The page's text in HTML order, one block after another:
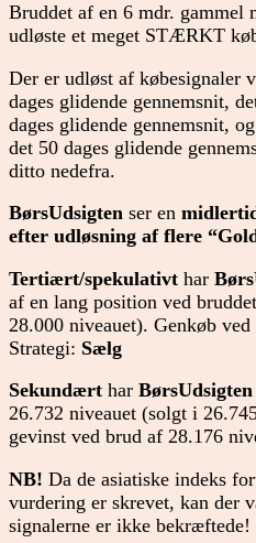
Bruddet af en 6 mdr. gammel
udløste et meget STÆRKT
Der er udløst af købesignaler
dages glidende gennemsnit,
dages glidende gennemsnit,
det 50 dages glidende
ditto nedefra.
BørsUdsigten ser en
efter udløsning af flere
Tertiært/spekulativt har
af en lang position ved
28.000 niveauet). Genkøb
Strategi: Sælg
Sekundært har BørsUdsigten
26.732 niveauet (solgt i
gevinst ved brud af 28.176
NB! Da de asiatiske indeks
vurdering er skrevet, kan der
signalerne er ikke bekræftede!